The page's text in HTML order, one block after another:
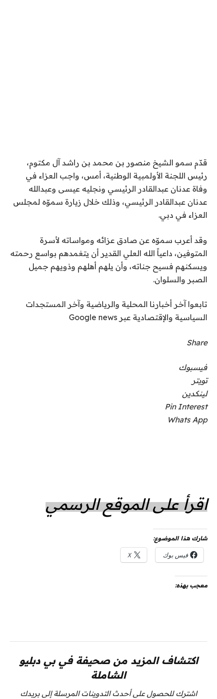
قدّم سمو الشيخ منصور بن محمد بن راشد آل مكتوم،
رئيس اللجنة الأولمبية الوطنية، أمس، واجب العزاء في
وفاة عدنان عبدالقادر الرئيسي ونجليه عيسى وعبدالله
عدنان عبدالقادر الرئيسي، وذلك خلال زيارة سموّه لمجلس
العزاء في دبي.
وقد أعرب سموّه عن صادق عزائه ومواساته لأسرة
المتوفين، داعياً الله العلي القدير أن يتغمدهم بواسع رحمته
ويسكنهم فسيح جناته، وأن يلهم أهلهم وذويهم جميل
الصبر والسلوان.
تابعوا آخر أخبارنا المحلية والرياضية وآخر المستجدات
السياسية والإقتصادية عبر Google news
Share
فيسبوك
تويتر
لينكدين
Pin Interest
Whats App
اقرأ على الموقع الرسمي
شارك هذا الموضوع:
فيس بوك X
معجب بهذه:
اكتشاف المزيد من صحيفة في بي دبليو
الشاملة
اشترك للحصول على أحدث التدوينات المرسلة إلى بريدك